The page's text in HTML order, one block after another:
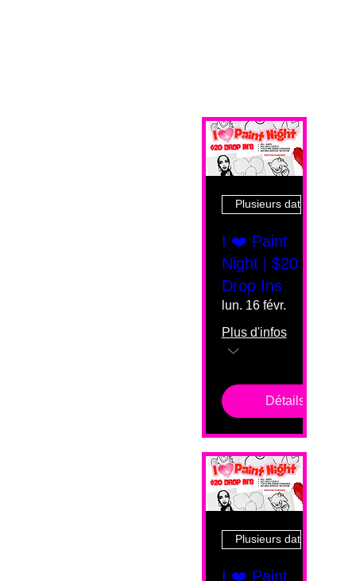
Plusieurs dates
I ❤️ Paint
Night | $20
Drop Ins
lun. 16 févr.
Plus d'infos
Détails
Plusieurs dates
I ❤️ Paint